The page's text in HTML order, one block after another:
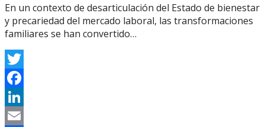
En un contexto de desarticulación del Estado de bienestar
y precariedad del mercado laboral, las transformaciones
familiares se han convertido…
Twitter
Facebook
LinkedIn